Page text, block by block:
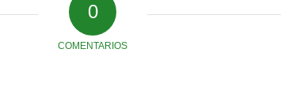
0
COMENTARIOS